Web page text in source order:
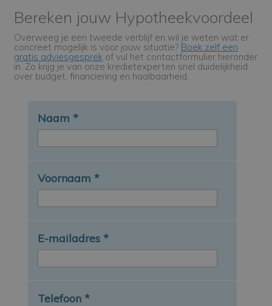
Bereken jouw Hypotheekvoordeel
Overweeg je een tweede verblijf en wil je weten wat er
concreet mogelijk is voor jouw situatie? Boek zelf een
gratis adviesgesprek of vul het contactformulier hieronder
in. Zo krijg je van onze kredietexperten snel duidelijkheid
over budget, financiering en haalbaarheid.
Naam *
Voornaam *
E-mailadres *
Telefoon *